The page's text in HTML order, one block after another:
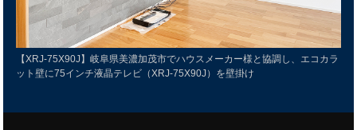
【XRJ-75X90J】岐阜県美濃加茂市でハウスメーカー様と協調し、エコカラ
ット壁に75インチ液晶テレビ（XRJ-75X90J）を壁掛け